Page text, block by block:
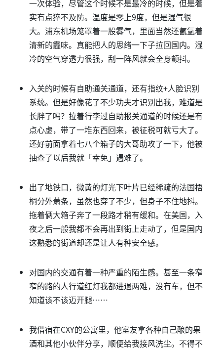
一次体验，尽管这个时候不是最冷的时候，但是着
实有点猝不及防。温度是零上9度，但是湿气很
大。浦东机场笼罩着一股雾气，里面当然还氤氲着
清新的霾味。真能把人的思绪一下子拉回国内。湿
冷的空气穿透力很强，刮一阵风就会全身颤抖。
入关的时候有自助通关通道，还有指纹+人脸识别
系统。但是好像花了不少功夫才识别出我，难道是
长胖了吗？拉着行李过自助报关通道的时候还是有
点心虚，带了一堆东西回来，被征税可就亏大了。
还好前面拿着七八个箱子的大哥助攻了一下，他被
抽查了以后我就「幸免」遇难了。
出了地铁口，微黄的灯光下叶片已经稀疏的法国梧
桐分外萧条，虽然也穿了不少，但身子不住地抖。
拖着俩大箱子奔了一段路才稍有缓和。在美国，入
夜之后一般我都不会再出到街上走动了，但是国内
这熟悉的街道却还是让人有种安全感。
对国内的交通有着一种严重的陌生感。甚至一条窄
窄的路的人行道红灯我都进退两难，没有车，但不
知道该不该迈开腿……
我借宿在CXY的公寓里，他室友拿各种自己酿的果
酒和其他小伙伴分享，顺便给我接风洗尘。不得不